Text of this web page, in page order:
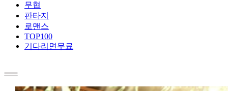
무협
판타지
로맨스
TOP100
기다리면무료